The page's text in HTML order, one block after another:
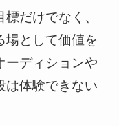
だけでなく、
場として価値を
ーディションや
は体験できない